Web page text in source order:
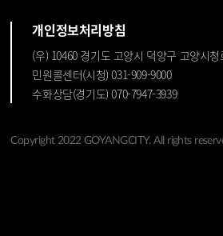
개인정보처리방침
(우) 10460 경기도 고양시 덕양구 고양시청
민원콜센터(시청) 031-909-9000
수화상담(경기도) 070-7947-3939
Copyright 2022 GOYANGCITY. All rights